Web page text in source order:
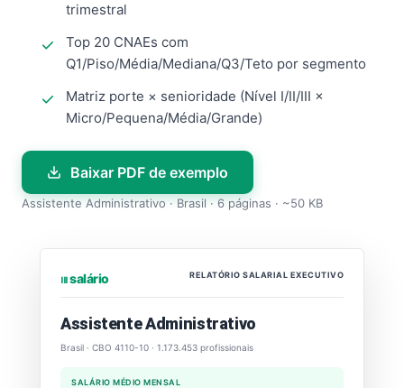
trimestral
Top 20 CNAEs com
Q1/Piso/Média/Mediana/Q3/Teto por segmento
Matriz porte × senioridade (Nível I/II/III ×
Micro/Pequena/Média/Grande)
Baixar PDF de exemplo
Assistente Administrativo · Brasil · 6 páginas · ~50 KB
⏐⏐⏐ salário RELATÓRIO SALARIAL EXECUTIVO
Assistente Administrativo
Brasil · CBO 4110-10 · 1.173.453 profissionais
SALÁRIO MÉDIO MENSAL